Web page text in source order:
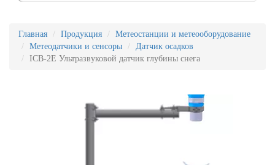
Главная Продукция
Метеостанции и метеооборудование
Метеодатчики и сенсоры
Датчик осадков
ICB-2E Ультразвуковой датчик глубины снега